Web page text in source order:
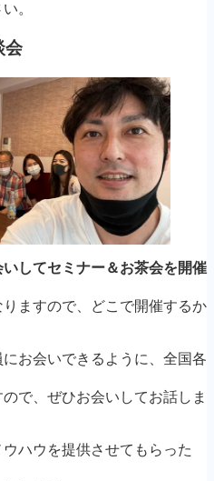
。
会
いしてセミナー＆お茶会を開催
ますので、どこで開催するか
お会いできるように、全国各
で、ぜひお会いしてお話しま
ハウを提供させてもらった